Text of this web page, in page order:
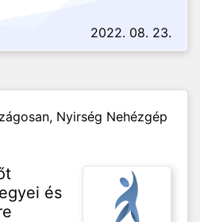
2022. 08. 23.
Nyirség Nehézgép
és